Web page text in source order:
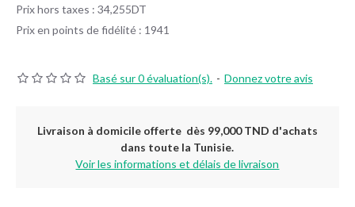
Basé sur 0 évaluation(s). - Donnez votre avis
Prix hors taxes : 34,255DT
Prix en points de fidélité : 1941
Livraison à domicile offerte dès 99,000 TND d'achats
dans toute la Tunisie.
Voir les informations et délais de livraison